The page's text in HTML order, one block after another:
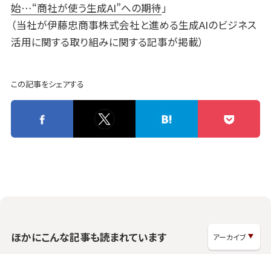
始…“商社が使う生成AI”への期待」
（当社が伊藤忠商事株式会社と進める生成AIのビジネス
活用に関する取り組みに関する記事が掲載）
この記事をシェアする
ほかにこんな記事も読まれています